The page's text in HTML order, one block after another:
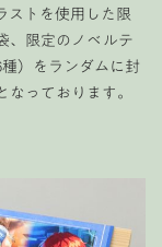
ストを使用した限
、限定のノベルテ
）をランダムに封
っております。